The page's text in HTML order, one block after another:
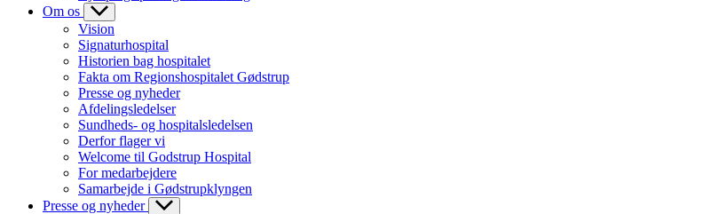
Om os
Vision
Signaturhospital
Historien bag hospitalet
Fakta om Regionshospitalet Gødstrup
Presse og nyheder
Afdelingsledelser
Sundheds- og hospitalsledelsen
Derfor flager vi
Welcome til Godstrup Hospital
For medarbejdere
Samarbejde i Gødstrupklyngen
Presse og nyheder